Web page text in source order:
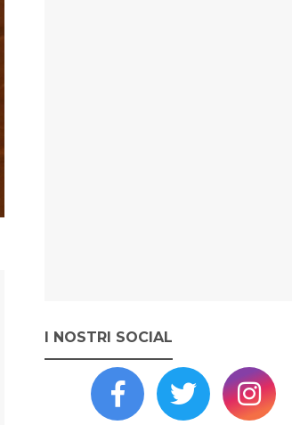
I NOSTRI SOCIAL